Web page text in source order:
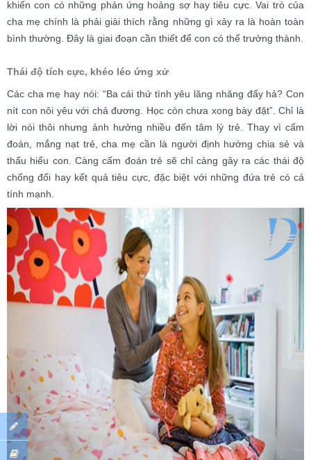
khiến con có những phản ứng hoảng sợ hay tiêu cực. Vai trò của
cha mẹ chính là phải giải thích rằng những gì xảy ra là hoàn toàn
bình thường. Đây là giai đoạn cần thiết để con có thể trưởng thành.
Thái độ tích cực, khéo léo ứng xử
Các cha mẹ hay nói: “Ba cái thứ tình yêu lăng nhăng đấy hả? Con
nít con nôi yêu với chả đương. Học còn chưa xong bày đặt”. Chỉ là
lời nói thôi nhưng ảnh hưởng nhiều đến tâm lý trẻ. Thay vì cấm
đoán, mắng nạt trẻ, cha mẹ cần là người định hướng chia sẻ và
thấu hiểu con. Càng cấm đoán trẻ sẽ chỉ càng gây ra các thái độ
chống đối hay kết quả tiêu cực, đặc biệt với những đứa trẻ có cá
tính mạnh.